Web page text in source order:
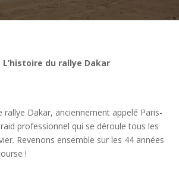
L’histoire du rallye Dakar
rallye Dakar, anciennement appelé Paris-
professionnel qui se déroule tous les
Revenons ensemble sur les 44 années
!